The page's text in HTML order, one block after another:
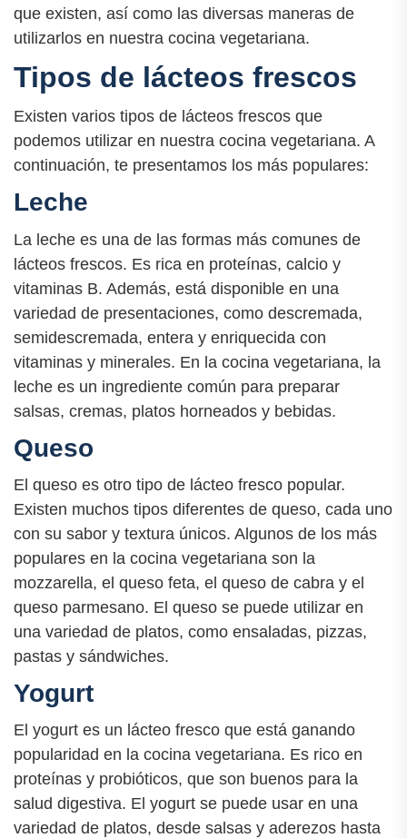
que existen, así como las diversas maneras de
utilizarlos en nuestra cocina vegetariana.
Tipos de lácteos frescos
Existen varios tipos de lácteos frescos que
podemos utilizar en nuestra cocina vegetariana. A
continuación, te presentamos los más populares:
Leche
La leche es una de las formas más comunes de
lácteos frescos. Es rica en proteínas, calcio y
vitaminas B. Además, está disponible en una
variedad de presentaciones, como descremada,
semidescremada, entera y enriquecida con
vitaminas y minerales. En la cocina vegetariana, la
leche es un ingrediente común para preparar
salsas, cremas, platos horneados y bebidas.
Queso
El queso es otro tipo de lácteo fresco popular.
Existen muchos tipos diferentes de queso, cada uno
con su sabor y textura únicos. Algunos de los más
populares en la cocina vegetariana son la
mozzarella, el queso feta, el queso de cabra y el
queso parmesano. El queso se puede utilizar en
una variedad de platos, como ensaladas, pizzas,
pastas y sándwiches.
Yogurt
El yogurt es un lácteo fresco que está ganando
popularidad en la cocina vegetariana. Es rico en
proteínas y probióticos, que son buenos para la
salud digestiva. El yogurt se puede usar en una
variedad de platos, desde salsas y aderezos hasta